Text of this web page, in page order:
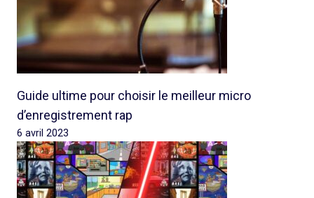
Guide ultime pour choisir le meilleur micro
d’enregistrement rap
6 avril 2023